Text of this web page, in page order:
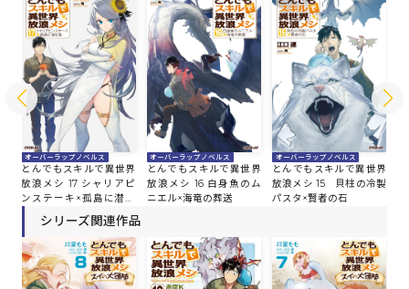
オーバーラップノベルス
とんでもスキルで異世界
放浪メシ 17 シャリアピ
ンステーキ×孤島に潜む
オーバーラップノベルス
とんでもスキルで異世界
放浪メシ 16 白身魚のム
ニエル×海竜の葬送
オーバーラップノベルス
とんでもスキルで異世界
放浪メシ 15 貝柱の冷製
パスタ×賢者の石
シリーズ関連作品